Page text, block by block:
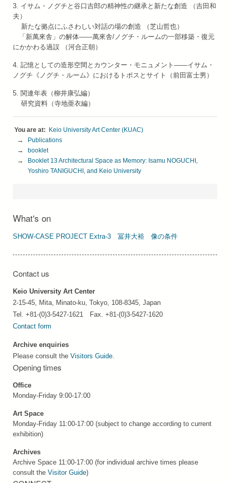
3. イサム・ノグチと谷口吉郎の精神性の継承と新たな創造 （吉田和
夫）
新たな拠点にふさわしい対話の場の創造 （芝山哲也）
「新萬來舎」の解体——萬來舎/ノグチ・ルームの一部移築・復元
にかかわる過誤 （河合正朝）
4. 記憶としての造形空間とカウンター・モニュメント——イサム・
ノグチ《ノグチ・ルーム》におけるトポスとサイト（前田富士男）
5. 関連年表（柳井康弘編）
研究資料（寺地亜衣編）
Keio University Art Center (KUAC)
Publications
booklet
Booklet 13 Architectural Space as Memory: Isamu NOGUCHI,
Yoshiro TANIGUCHI, and Keio University
What's on
SHOW-CASE PROJECT Extra-3 冨井⼤裕 像の条件
Contact us
Keio University Art Center
2-15-45, Mita, Minato-ku, Tokyo, 108-8345, Japan
Tel. +81-(0)3-5427-1621 Fax. +81-(0)3-5427-1620
Contact form
Archive enquiries
Please consult the Visitors Guide
Opening times
Office
Monday-Friday 9:00-17:00
Art Space
Monday-Friday 11:00-17:00 (subject to change according to current
exhibition)
Archives
Archive Space 11:00-17:00 (for individual archive times please
consult the Visitor Guide)